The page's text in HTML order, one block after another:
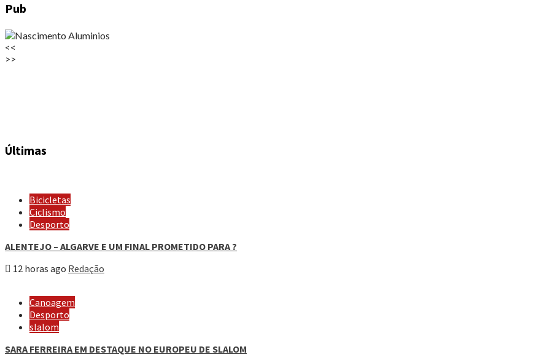
Pub
<<
>>
Últimas
Bicicletas
Ciclismo
Desporto
ALENTEJO – ALGARVE E UM FINAL PROMETIDO PARA ?
12 horas ago Redação
Canoagem
Desporto
slalom
SARA FERREIRA EM DESTAQUE NO EUROPEU DE SLALOM